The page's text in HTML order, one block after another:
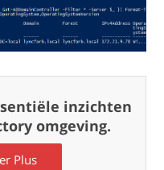
inzichten
omgeving.
Plus